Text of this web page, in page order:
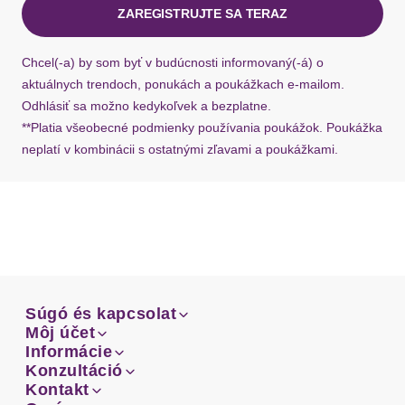
ZAREGISTRUJTE SA TERAZ
Chcel(-a) by som byť v budúcnosti informovaný(-á) o
aktuálnych trendoch, ponukách a poukážkach e-mailom.
Odhlásiť sa možno kedykoľvek a bezplatne.
**Platia všeobecné podmienky používania poukážok. Poukážka
neplatí v kombinácii s ostatnými zľavami a poukážkami.
Súgó és kapcsolat
Email
Facebook
Súgó és kapcsolat
Email
Môj účet
Prehľad objednávok
Môj účet
Prehľad objednávok
Informácie
Doprava
Informácie
Konzultáció
Sprievodca-veľkosťami
Konzultáció
Kontakt